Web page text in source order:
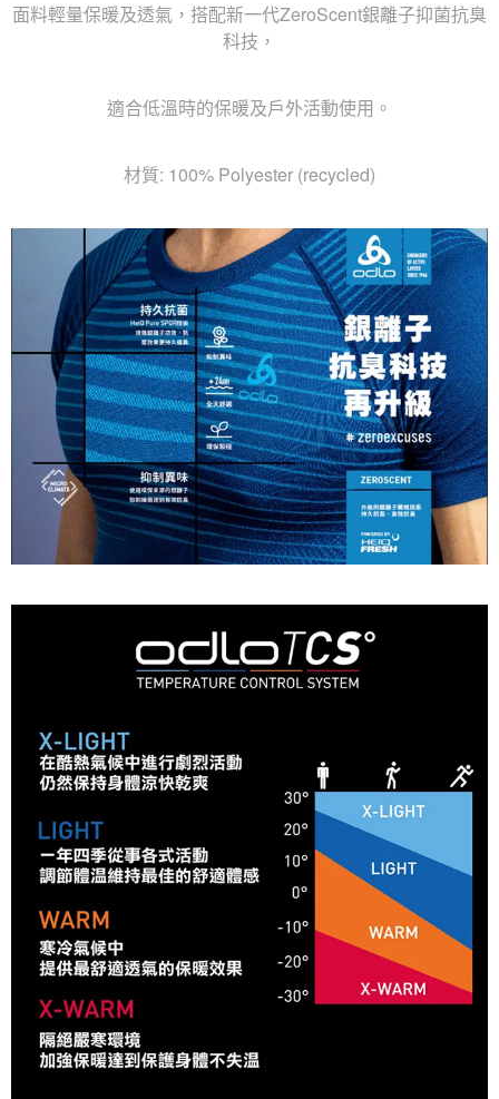
面料輕量保暖及透氣，搭配新一代ZeroScent銀離子抑菌抗臭
科技，
適合低溫時的保暖及戶外活動使用。
材質: 100% Polyester (recycled)